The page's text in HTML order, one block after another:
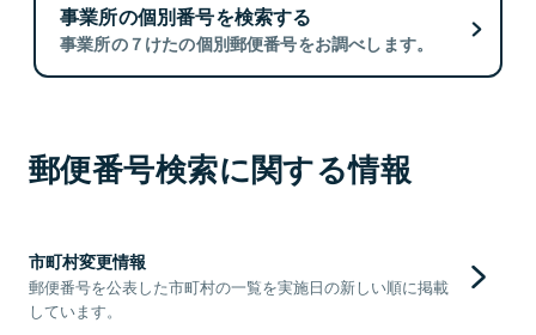
事業所の個別番号を検索する
事業所の７けたの個別郵便番号をお調べします。
郵便番号検索に関する情報
市町村変更情報
郵便番号を公表した市町村の一覧を実施日の新しい順に掲載
しています。